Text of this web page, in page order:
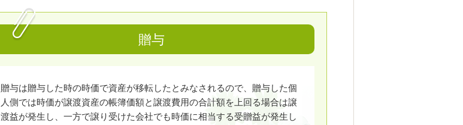
贈与
贈与は贈与した時の時価で資産が移転したとみなされるので、贈与した個
人側では時価が譲渡資産の帳簿価額と譲渡費用の合計額を上回る場合は譲
渡益が発生し、一方で譲り受けた会社でも時価に相当する受贈益が発生し